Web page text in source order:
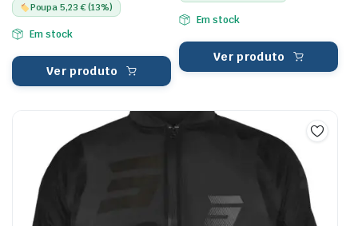
Poupa 5,23 € (13%)
Em stock
Ver produto
Em stock
Ver produto